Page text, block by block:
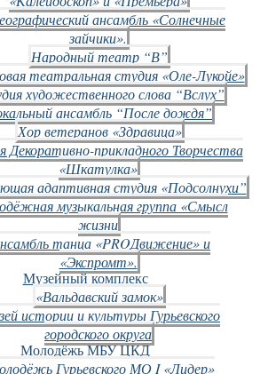
ансамбль «Солнечные
зайчики».
Народный театр “В”
театральная студия «Оле-Лукойе»
художественного слова “Вслух”
ансамбль “После дождя”
Хор ветеранов «Здравица»
Декоративно-прикладного Творчества
«Шкатулка»
адаптивная студия «Подсолнухи”
музыкальная группа «Смысл
жизни
танца «PROДвижение» и
«Экспромт».
Музейный комплекс
«Вальдавский замок»
истории и культуры Гурьевского
городского округа
Молодёжь МБУ ЦКД
Гурьевского МО I «Лидер»